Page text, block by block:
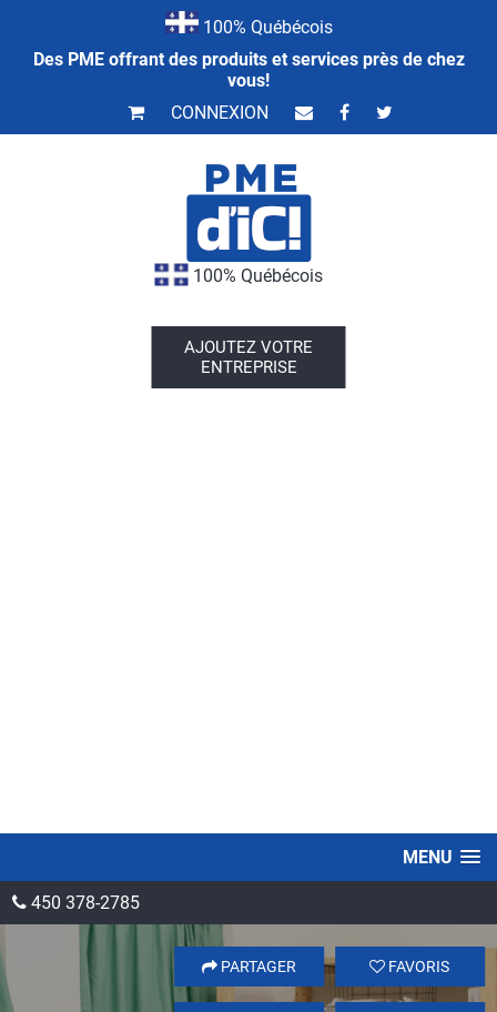
100% Québécois
Des PME offrant des produits et services près de chez
vous!
CONNEXION
100% Québécois
AJOUTEZ VOTRE
ENTREPRISE
MENU
450 378-2785
FAVORIS
PARTAGER